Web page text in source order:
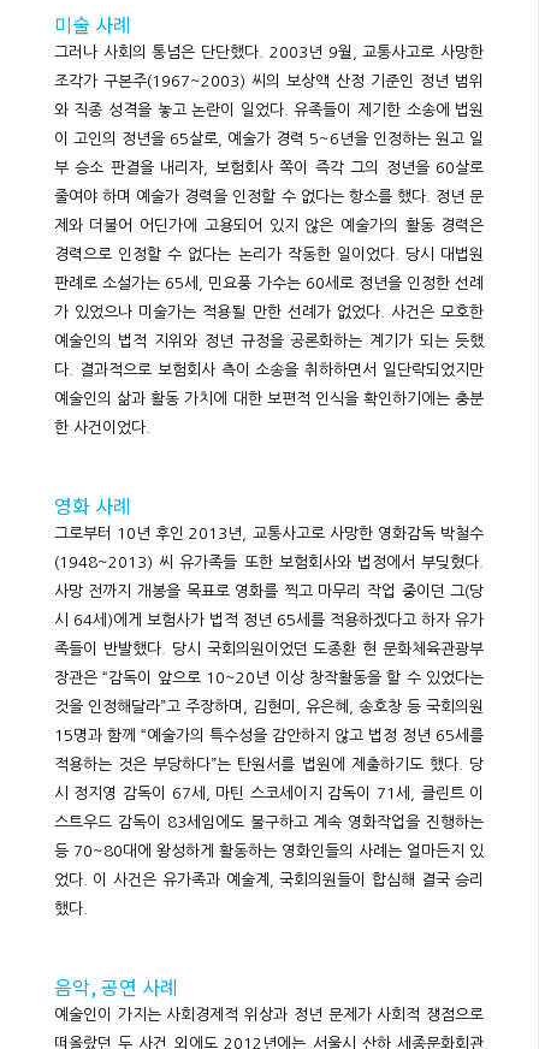
미술 사례
그러나 사회의 통념은 단단했다. 2003년 9월, 교통사고로 사망한
조각가 구본주(1967~2003) 씨의 보상액 산정 기준인 정년 범위
와 직종 성격을 놓고 논란이 일었다. 유족들이 제기한 소송에 법원
이 고인의 정년을 65살로, 예술가 경력 5~6년을 인정하는 원고 일
부 승소 판결을 내리자, 보험회사 쪽이 즉각 그의 정년을 60살로
줄여야 하며 예술가 경력을 인정할 수 없다는 항소를 했다. 정년 문
제와 더불어 어딘가에 고용되어 있지 않은 예술가의 활동 경력은
경력으로 인정할 수 없다는 논리가 작동한 일이었다. 당시 대법원
판례로 소설가는 65세, 민요풍 가수는 60세로 정년을 인정한 선례
가 있었으나 미술가는 적용될 만한 선례가 없었다. 사건은 모호한
예술인의 법적 지위와 정년 규정을 공론화하는 계기가 되는 듯했
다. 결과적으로 보험회사 측이 소송을 취하하면서 일단락되었지만
예술인의 삶과 활동 가치에 대한 보편적 인식을 확인하기에는 충분
한 사건이었다.
영화 사례
그로부터 10년 후인 2013년, 교통사고로 사망한 영화감독 박철수
(1948~2013) 씨 유가족들 또한 보험회사와 법정에서 부딪혔다.
사망 전까지 개봉을 목표로 영화를 찍고 마무리 작업 중이던 그(당
시 64세)에게 보험사가 법적 정년 65세를 적용하겠다고 하자 유가
족들이 반발했다. 당시 국회의원이었던 도종환 현 문화체육관광부
장관은 “감독이 앞으로 10~20년 이상 창작활동을 할 수 있었다는
것을 인정해달라”고 주장하며, 김현미, 유은혜, 송호창 등 국회의원
15명과 함께 “예술가의 특수성을 감안하지 않고 법정 정년 65세를
적용하는 것은 부당하다”는 탄원서를 법원에 제출하기도 했다. 당
시 정지영 감독이 67세, 마틴 스코세이지 감독이 71세, 클린트 이
스트우드 감독이 83세임에도 불구하고 계속 영화작업을 진행하는
등 70~80대에 왕성하게 활동하는 영화인들의 사례는 얼마든지 있
었다. 이 사건은 유가족과 예술계, 국회의원들이 합심해 결국 승리
했다.
음악, 공연 사례
예술인이 가지는 사회경제적 위상과 정년 문제가 사회적 쟁점으로
떠올랐던 두 사건 외에도 2012년에는 서울시 산하 세종문화회관